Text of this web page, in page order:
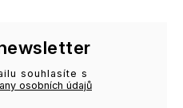
souhlasíte s
osobních údajů